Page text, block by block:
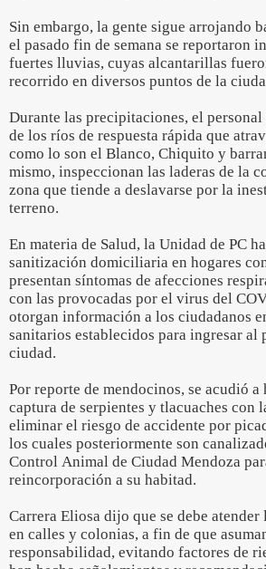
Sin embargo, la gente sigue arrojando
el pasado fin de semana se reportaron
fuertes lluvias, cuyas alcantarillas
recorrido en diversos puntos de la
Durante las precipitaciones, el
de los ríos de respuesta rápida que
como lo son el Blanco, Chiquito y
mismo, inspeccionan las laderas de la
zona que tiende a deslavarse por la
terreno.
En materia de Salud, la Unidad de PC
sanitización domiciliaria en hogares
presentan síntomas de afecciones
con las provocadas por el virus del
otorgan información a los ciudadanos
sanitarios establecidos para ingresar al
ciudad.
Por reporte de mendocinos, se acudió a
captura de serpientes y tlacuaches con
eliminar el riesgo de accidente por
los cuales posteriormente son
Control Animal de Ciudad Mendoza
reincorporación a su habitad.
Carrera Eliosa dijo que se debe
en calles y colonias, a fin de que
responsabilidad, evitando factores de